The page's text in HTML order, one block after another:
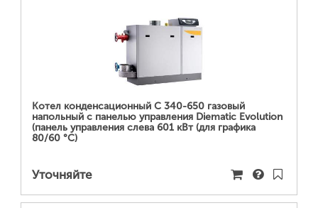
Котел конденсационный C 340-650 газовый
напольный с панелью управления Diematic Evolution
(панель управления слева 601 кВт (для графика
80/60 °С)
Уточняйте